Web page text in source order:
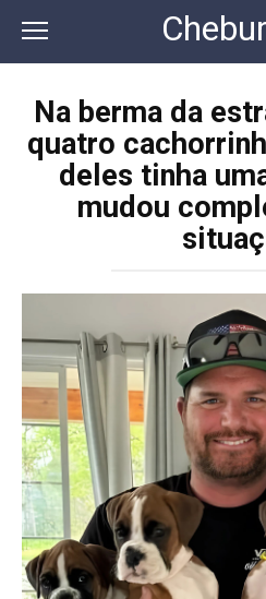
контенту
Na berma da
quatro
deles tinha
mudou